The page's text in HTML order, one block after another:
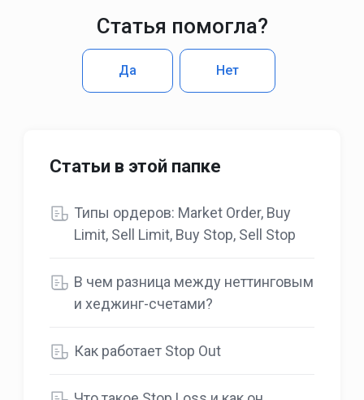
Статья помогла?
Нет
Да
Статьи в этой папке
Типы ордеров: Market Order, Buy
Limit, Sell Limit, Buy Stop, Sell Stop
В чем разница между неттинговым
и хеджинг-счетами?
Как работает Stop Out